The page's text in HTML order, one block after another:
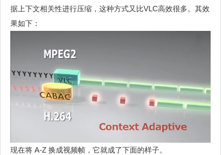
据上下文相关性进行压缩，这种方式又比VLC高效很多。其效
果如下：
现在将 A-Z 换成视频帧，它就成了下面的样子。